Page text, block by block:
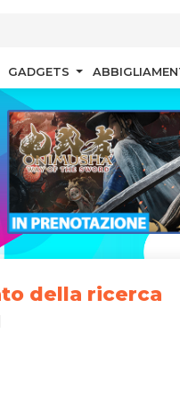
GADGETS
della ricerca